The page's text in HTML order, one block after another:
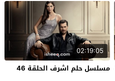
02:19:05
مسلسل حلم اشرف الحلقة 46